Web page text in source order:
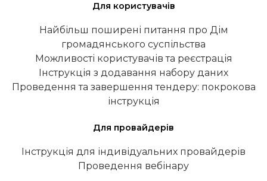
Для користувачів
Найбільш поширені питання про Дім
громадянського суспільства
Можливості користувачів та реєстрація
Інструкція з додавання набору даних
Проведення та завершення тендеру: покрокова
інструкція
Для провайдерів
Інструкція для індивідуальних провайдерів
Проведення вебінару